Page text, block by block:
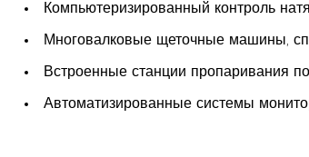
Компьютеризированный контроль
Многовалковые щеточные машины,
Встроенные станции пропаривания
Автоматизированные системы